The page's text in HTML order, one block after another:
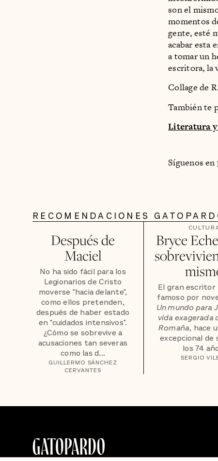
son el
momentos
gente, esté
acabar esta
a tomar un
escritora, la
Collage de
También te
Literatura
Síguenos en
RECOMENDACIONES
Después de
Maciel
No ha sido fácil para los
Legionarios de Cristo
moverse "hacia delante",
como ellos pretenden,
después de haber estado
en "cuidados intensivos".
¿Cómo se sobrevive a
acusaciones tan severas
como las d...
GUILLERMO SÁNCHEZ
CERVANTES
Bryce
El gran escritor
famoso por
Un mundo para
vida exagerada
Romaña, hace
excepcional de
los 74
SERGIO